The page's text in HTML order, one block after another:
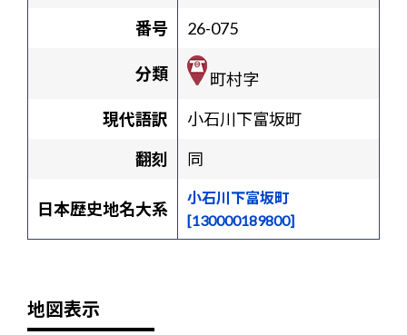
番号
26-075
分類
町村字
現代語訳
小石川下富坂町
翻刻
同
日本歴史地名大系
小石川下富坂町
[130000189800]
地図表示